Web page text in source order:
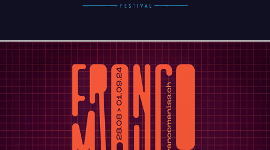
Francomanias Festival